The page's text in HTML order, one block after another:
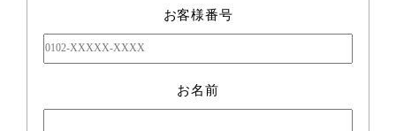
お客様番号
お名前